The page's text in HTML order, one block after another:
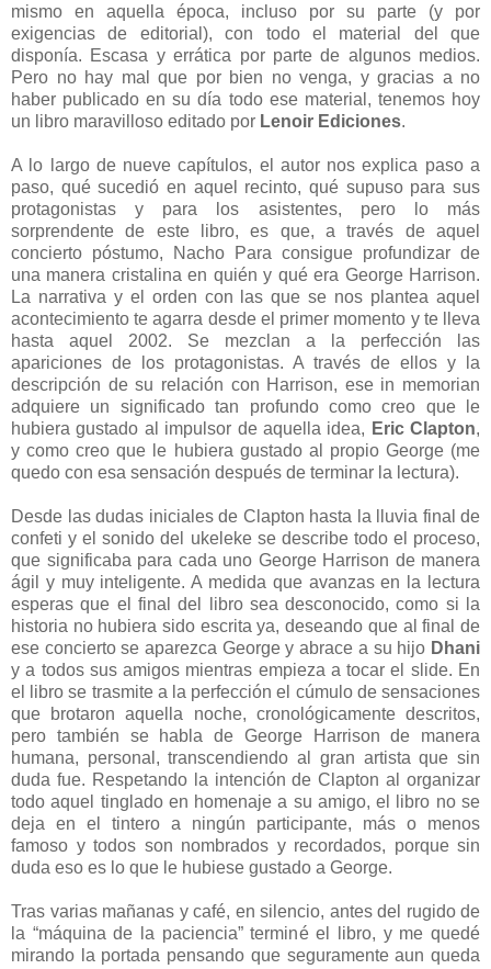
mismo en aquella época, incluso por su parte (y por
exigencias de editorial), con todo el material del que
disponía. Escasa y errática por parte de algunos medios.
Pero no hay mal que por bien no venga, y gracias a no
haber publicado en su día todo ese material, tenemos hoy
un libro maravilloso editado por Lenoir Ediciones.
A lo largo de nueve capítulos, el autor nos explica paso a
paso, qué sucedió en aquel recinto, qué supuso para sus
protagonistas y para los asistentes, pero lo más
sorprendente de este libro, es que, a través de aquel
concierto póstumo, Nacho Para consigue profundizar de
una manera cristalina en quién y qué era George Harrison.
La narrativa y el orden con las que se nos plantea aquel
acontecimiento te agarra desde el primer momento y te lleva
hasta aquel 2002. Se mezclan a la perfección las
apariciones de los protagonistas. A través de ellos y la
descripción de su relación con Harrison, ese in memorian
adquiere un significado tan profundo como creo que le
hubiera gustado al impulsor de aquella idea, Eric Clapton,
y como creo que le hubiera gustado al propio George (me
quedo con esa sensación después de terminar la lectura).
Desde las dudas iniciales de Clapton hasta la lluvia final de
confeti y el sonido del ukeleke se describe todo el proceso,
que significaba para cada uno George Harrison de manera
ágil y muy inteligente. A medida que avanzas en la lectura
esperas que el final del libro sea desconocido, como si la
historia no hubiera sido escrita ya, deseando que al final de
ese concierto se aparezca George y abrace a su hijo Dhani
y a todos sus amigos mientras empieza a tocar el slide. En
el libro se trasmite a la perfección el cúmulo de sensaciones
que brotaron aquella noche, cronológicamente descritos,
pero también se habla de George Harrison de manera
humana, personal, transcendiendo al gran artista que sin
duda fue. Respetando la intención de Clapton al organizar
todo aquel tinglado en homenaje a su amigo, el libro no se
deja en el tintero a ningún participante, más o menos
famoso y todos son nombrados y recordados, porque sin
duda eso es lo que le hubiese gustado a George.
Tras varias mañanas y café, en silencio, antes del rugido de
la “máquina de la paciencia” terminé el libro, y me quedé
mirando la portada pensando que seguramente aun queda